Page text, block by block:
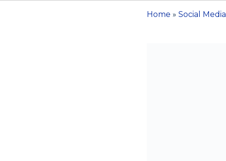
Home » Social Media